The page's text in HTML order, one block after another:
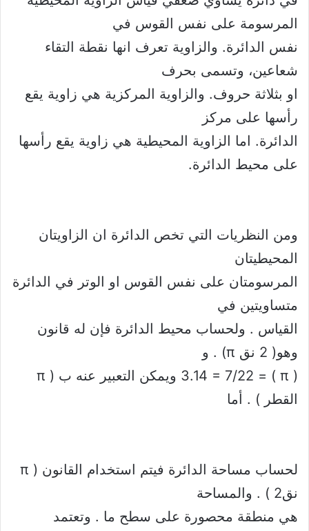
المرسومة على نفس القوس في
نفس الدائرة. والزاوية تعرف انها نقطة التقاء
شعاعين، وتسمى بحرف
او بثلاثة حروف. والزاوية المركزية هي زاوية يقع
رأسها على مركز
الدائرة. اما الزاوية المحيطية هي زاوية يقع رأسها
على محيط الدائرة.
ومن النظريات التي تخص الدائرة ان الزاويتان
المحيطيتان
المرسومتان على نفس القوس او الوتر في الدائرة
متساويتين في
القياس . ولحساب محيط الدائرة فإن له قانون
وهو( 2 نق π) . و
( π ) = 3.14 = 7/22 ويمكن التعبير عنه ب ( π
القطر ) . أما
لحساب مساحة الدائرة فيتم استخدام القانون ( π
نق2 ) . والمساحة
هي منطقة محصورة على سطح ما . وتعتمد